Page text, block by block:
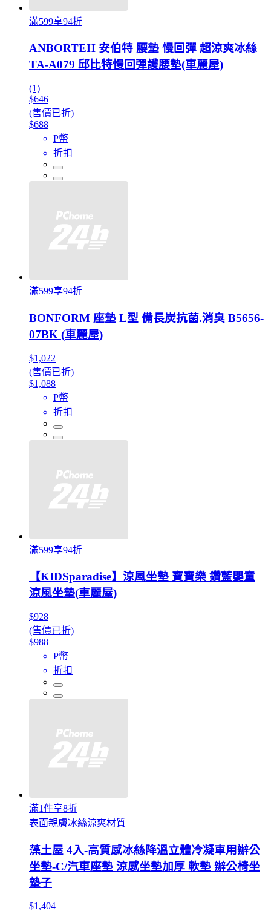
滿599享94折
ANBORTEH 安伯特 腰墊 慢回彈 超涼爽冰絲
TA-A079 邱比特慢回彈護腰墊(車麗屋)
(1)
$646
(售價已折)
$688
P幣
折扣
滿599享94折
BONFORM 座墊 L型 備長炭抗菌.消臭 B5656-
07BK (車麗屋)
$1,022
(售價已折)
$1,088
P幣
折扣
滿599享94折
【KIDSparadise】涼風坐墊 寶寶樂 鑽藍嬰童
涼風坐墊(車麗屋)
$928
(售價已折)
$988
P幣
折扣
滿1件享8折
表面親膚冰絲涼爽材質
藻土屋 4入-高質感冰絲降溫立體冷凝車用辦公
坐墊-C/汽車座墊 涼感坐墊加厚 軟墊 辦公椅坐
墊子
$1,404